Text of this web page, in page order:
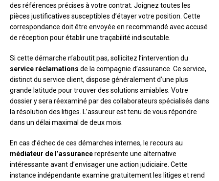
des références précises à votre contrat. Joignez toutes les
pièces justificatives susceptibles d’étayer votre position. Cette
correspondance doit être envoyée en recommandé avec accusé
de réception pour établir une traçabilité indiscutable.
Si cette démarche n’aboutit pas, sollicitez l’intervention du
service réclamations de la compagnie d’assurance. Ce service,
distinct du service client, dispose généralement d’une plus
grande latitude pour trouver des solutions amiables. Votre
dossier y sera réexaminé par des collaborateurs spécialisés dans
la résolution des litiges. L’assureur est tenu de vous répondre
dans un délai maximal de deux mois.
En cas d’échec de ces démarches internes, le recours au
médiateur de l’assurancereprésente une alternative
intéressante avant d’envisager une action judiciaire. Cette
instance indépendante examine gratuitement les litiges et rend